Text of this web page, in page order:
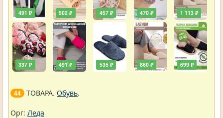
491 ₽
337 ₽
502 ₽
491 ₽
457 ₽
535 ₽
470 ₽
860 ₽
1 113 ₽
699 ₽
44 ТОВАРА. Обувь.
Орг: Леда